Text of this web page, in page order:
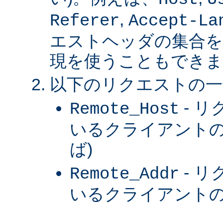
Referer, Accept-
エストヘッダの集合
現を使うこともでき
以下のリクエストの
Remote_Host - リ
いるクライアント
ば)
Remote_Addr - リ
いるクライアント